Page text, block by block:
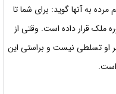
به آنها گوید: برای شما تا
ملک قرار داده است. وقتی از
او تسلطی نیست و براستی این